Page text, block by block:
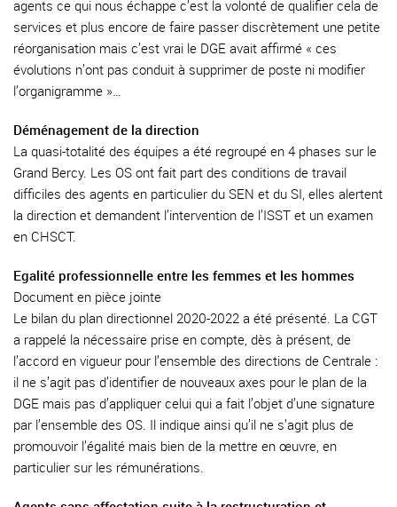
agents ce qui nous échappe c’est la volonté de qualifier cela de
services et plus encore de faire passer discrètement une petite
réorganisation mais c’est vrai le DGE avait affirmé « ces
évolutions n’ont pas conduit à supprimer de poste ni modifier
l’organigramme »…
Déménagement de la direction
La quasi-totalité des équipes a été regroupé en 4 phases sur le
Grand Bercy. Les OS ont fait part des conditions de travail
difficiles des agents en particulier du SEN et du SI, elles alertent
la direction et demandent l’intervention de l’ISST et un examen
en CHSCT.
Egalité professionnelle entre les femmes et les hommes
Document en pièce jointe
Le bilan du plan directionnel 2020-2022 a été présenté. La CGT
a rappelé la nécessaire prise en compte, dès à présent, de
l’accord en vigueur pour l’ensemble des directions de Centrale :
il ne s’agit pas d’identifier de nouveaux axes pour le plan de la
DGE mais pas d’appliquer celui qui a fait l’objet d’une signature
par l’ensemble des OS. Il indique ainsi qu’il ne s’agit plus de
promouvoir l’égalité mais bien de la mettre en œuvre, en
particulier sur les rémunérations.